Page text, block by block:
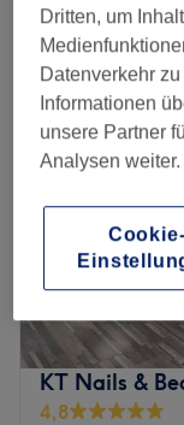
acrylmodellage in der
KT Nails &
4,8
Dritten, um
Datenverkehr
Informationen
unsere Partner
Analysen weiter.
Cookie-